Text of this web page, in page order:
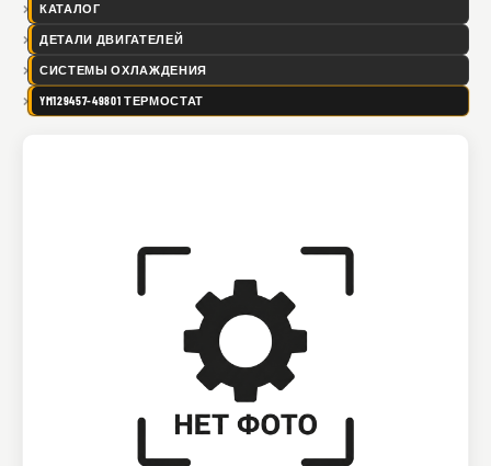
КАТАЛОГ
ДЕТАЛИ ДВИГАТЕЛЕЙ
СИСТЕМЫ ОХЛАЖДЕНИЯ
YM129457-49801 ТЕРМОСТАТ